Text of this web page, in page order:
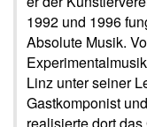
1992 und 1996
Absolute Musik.
Linz unter seiner
Gastkomponist